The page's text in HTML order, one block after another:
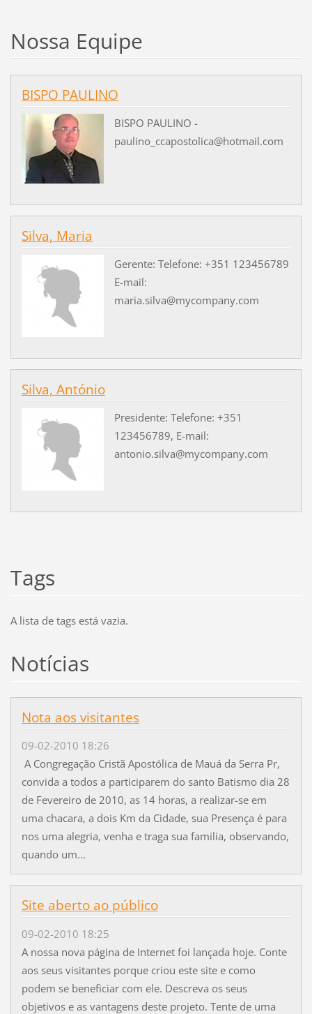
Nossa Equipe
BISPO PAULINO
BISPO PAULINO -
paulino_ccapostolica@hotmail.com
Silva, Maria
Gerente: Telefone: +351 123456789
E-mail:
maria.silva@mycompany.com
Silva, António
Presidente: Telefone: +351
123456789, E-mail:
antonio.silva@mycompany.com
Tags
A lista de tags está vazia.
Notícias
Nota aos visitantes
09-02-2010 18:26
A Congregação Cristã Apostólica de Mauá da Serra Pr,
convida a todos a participarem do santo Batismo dia 28
de Fevereiro de 2010, as 14 horas, a realizar-se em
uma chacara, a dois Km da Cidade, sua Presença é para
nos uma alegria, venha e traga sua familia, observando,
quando um...
Site aberto ao público
09-02-2010 18:25
A nossa nova página de Internet foi lançada hoje. Conte
aos seus visitantes porque criou este site e como
podem se beneficiar com ele. Descreva os seus
objetivos e as vantagens deste projeto. Tente de uma